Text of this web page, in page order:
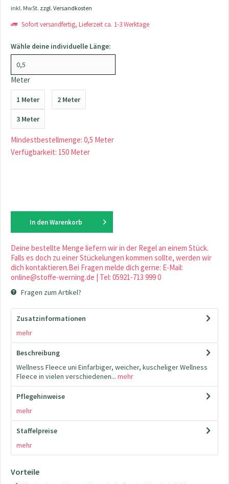
inkl. MwSt. zzgl. Versandkosten
Sofort versandfertig, Lieferzeit ca. 1-3 Werktage
Wähle deine individuelle Länge:
Meter
1 Meter 2 Meter
3 Meter
Mindestbestellmenge: 0,5 Meter
Verfügbarkeit: 150 Meter
In den Warenkorb
Deine bestellte Menge liefern wir in der Regel an einem Stück.
Falls es doch zu einer Stückelungen kommen sollte, werden wir
dich kontaktieren.Bei Fragen melde dich gerne: E-Mail:
online@stoffe-werning.de | Tel: 05921-713 999 0
Fragen zum Artikel?
Zusatzinformationen
mehr
Beschreibung
Wellness Fleece uni Einfarbiger, weicher, kuscheliger Wellness
Fleece in vielen verschiedenen... mehr
Pflegehinweise
mehr
Staffelpreise
mehr
Vorteile